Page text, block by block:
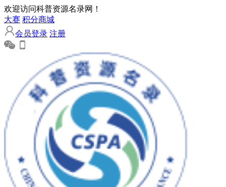
欢迎访问科普资源名录网！
大赛 积分商城
会员登录 注册